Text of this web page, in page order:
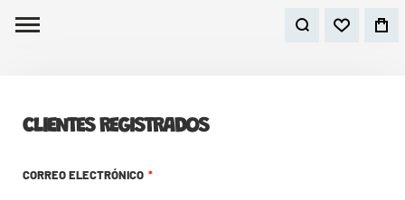
CLIENTES REGISTRADOS
CORREO ELECTRÓNICO